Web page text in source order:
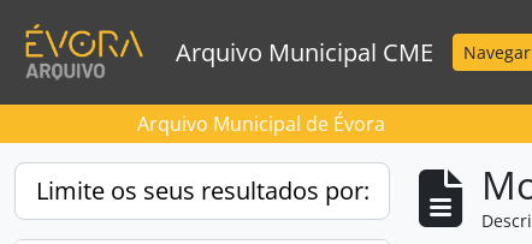
Arquivo Municipal CME Navegar
Arquivo Municipal de Évora
Limite os seus resultados por: